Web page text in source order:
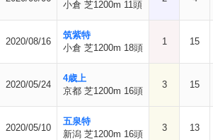
小倉 芝1200m 11頭
2020/08/16
筑紫特
小倉 芝1200m 18頭
1 15
2020/05/24
4歳上
京都 芝1200m 16頭
3 15
2020/05/10
五泉特
新潟 芝1200m 16頭
3 13